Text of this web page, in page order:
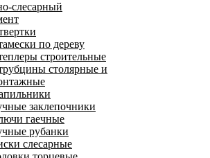
слесарный
по дереву
строительные
столярные и
заклепочники
гаечные
рубанки
слесарные